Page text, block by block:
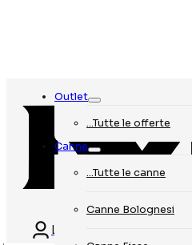
Login
Outlet
…Tutte le offerte
Canne
…Tutte le canne
Canne Bolognesi